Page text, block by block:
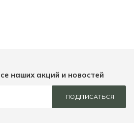
наших акций и новостей
ПОДПИСАТЬСЯ